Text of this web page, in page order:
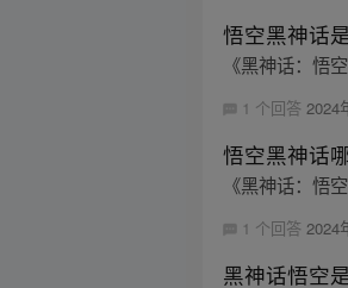
悟空黑神话
《黑神话：悟
1 个回答 2024
悟空黑神话
《黑神话：悟
1 个回答2024
黑神话悟空